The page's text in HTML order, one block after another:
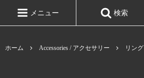
メニュー 検索
ホーム Accessories / アクセサリー リング